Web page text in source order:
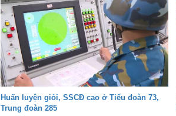
Huấn luyện giỏi, SSCĐ cao ở Tiểu đoàn 73,
Trung đoàn 285